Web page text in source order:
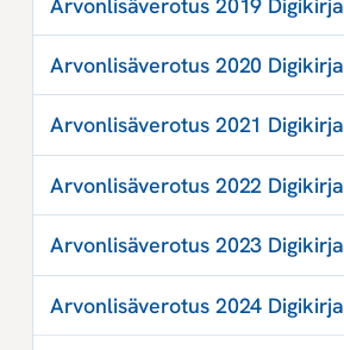
Arvonlisäverotus 2020 Digikirja
Arvonlisäverotus 2021 Digikirja
Arvonlisäverotus 2022 Digikirja
Arvonlisäverotus 2023 Digikirja
Arvonlisäverotus 2024 Digikirja